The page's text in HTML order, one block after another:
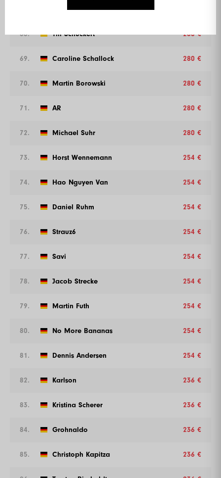
Joerg Wilms
68. Till Schuckert 280 €
69. Caroline Schallock 280 €
70. Martin Borowski 280 €
71. AR 280 €
72. Michael Suhr 280 €
73. Horst Wennemann 254 €
74. Hao Nguyen Van 254 €
75. Daniel Ruhm 254 €
76. Strauz6 254 €
77. Savi 254 €
78. Jacob Strecke 254 €
79. Martin Futh 254 €
80. No More Bananas 254 €
81. Dennis Andersen 254 €
82. Karlson 236 €
83. Kristina Scherer 236 €
84. Grohnaldo 236 €
85. Christoph Kapitza 236 €